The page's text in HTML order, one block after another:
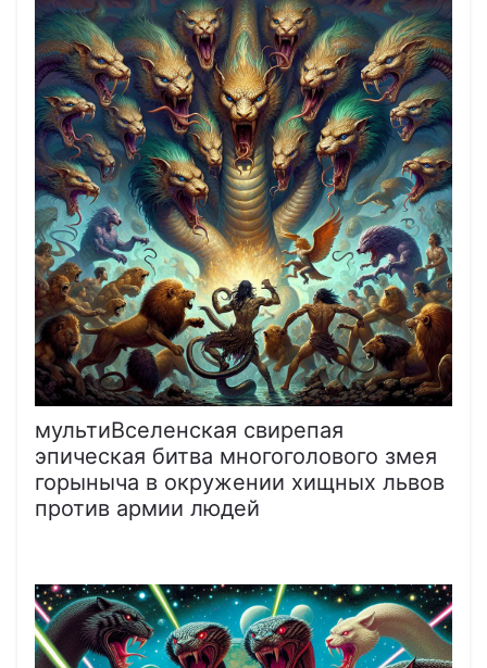
мультиВселенская свирепая
эпическая битва многоголового змея
горыныча в окружении хищных львов
против армии людей